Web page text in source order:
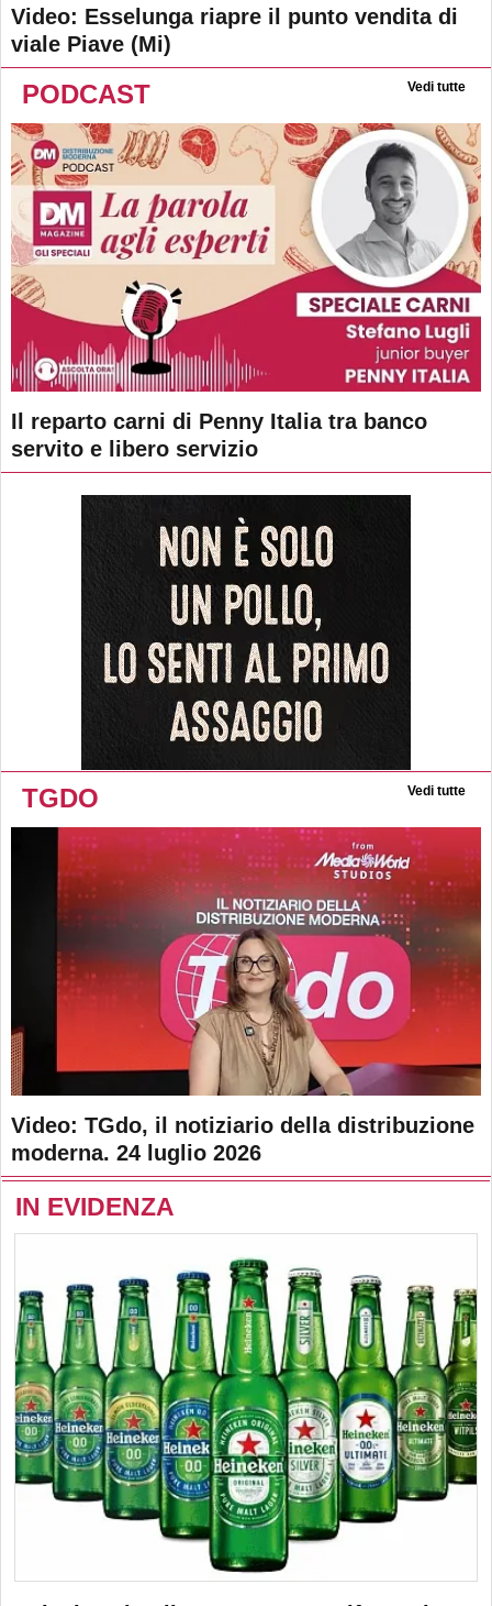
Video: Esselunga riapre il punto vendita di
viale Piave (Mi)
PODCAST Vedi tutte
Il reparto carni di Penny Italia tra banco
servito e libero servizio
TGDO Vedi tutte
Video: TGdo, il notiziario della distribuzione
moderna. 24 luglio 2026
IN EVIDENZA